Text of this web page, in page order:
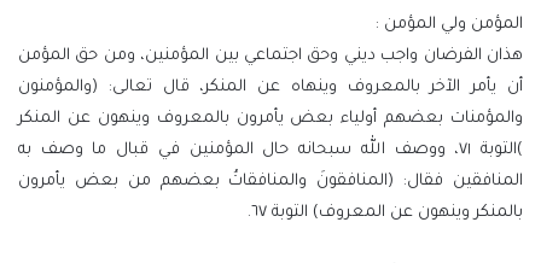
المؤمن ولي المؤمن :
هذان الفرضان واجب ديني وحق اجتماعي بين المؤمنين، ومن حق المؤمن
أن يأمر الآخر بالمعروف وينهاه عن المنكر، قال تعالى: (والمؤمنون
والمؤمنات بعضهم أولياء بعض يأمرون بالمعروف وينهون عن المنكر
)التوبة ٧١، ووصف الله سبحانه حال المؤمنين في قبال ما وصف به
المنافقين فقال: (المنافقونَ والمنافقاتُ بعضهم من بعض يأمرون
بالمنكر وينهون عن المعروف) التوبة ٦٧.